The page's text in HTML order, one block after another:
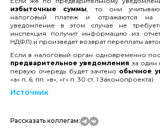
избыточные суммы, то они
налоговый платеж и отражаются на
уведомление в этом случае не
инспекция получит информацию из
НДФЛ) и произведет возврат переплаты
Если в налоговый орган одновременно
предварительное уведомления за один
первую очередь будет зачтено обычное
«а» п. 6, пп. «в», «г» п. 30 ст. 1 Законопроекта).
Источник
Рассказать коллегам: